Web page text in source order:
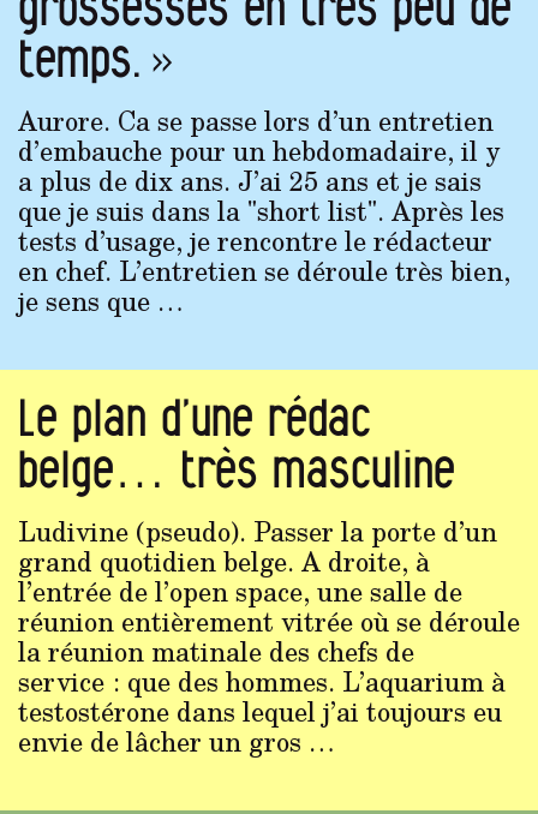
temps. »
Aurore. Ca se passe lors d’un entretien
d’embauche pour un hebdomadaire, il y
a plus de dix ans. J’ai 25 ans et je sais
que je suis dans la "short list". Après les
tests d’usage, je rencontre le rédacteur
en chef. L’entretien se déroule très bien,
je sens que …
Le plan d’une rédac
belge… très masculine
Ludivine (pseudo). Passer la porte d’un
grand quotidien belge. A droite, à
l’entrée de l’open space, une salle de
réunion entièrement vitrée où se déroule
la réunion matinale des chefs de
service : que des hommes. L’aquarium à
testostérone dans lequel j’ai toujours eu
envie de lâcher un gros …